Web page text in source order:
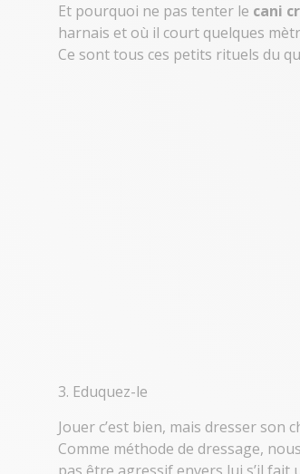
Et pourquoi ne pas tenter le cani
harnais et où il court quelques
Ce sont tous ces petits rituels du
3. Eduquez-le
Jouer c’est bien, mais dresser son
Comme méthode de dressage,